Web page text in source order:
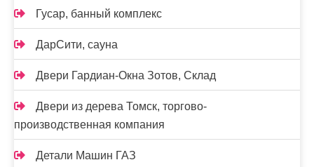
Гусар, банный комплекс
ДарСити, сауна
Двери Гардиан-Окна Зотов, Склад
Двери из дерева Томск, торгово-
производственная компания
Детали Машин ГАЗ